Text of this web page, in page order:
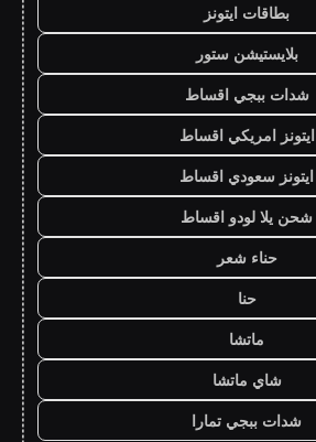
بطاقات ايتونز
بلايستيشن ستور
شدات ببجي اقساط
ايتونز امريكي اقساط
ايتونز سعودي اقساط
شحن يلا لودو اقساط
حناء شعر
حنا
ماتشا
شاي ماتشا
شدات ببجي تمارا